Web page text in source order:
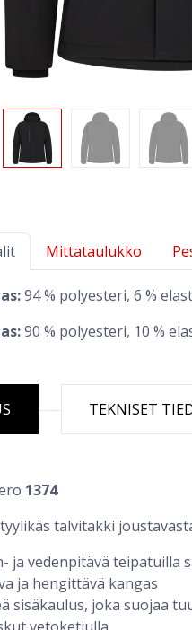
Mittataulukko
94 % polyesteri, 6 %
90 % polyesteri, 10 %
TEKNISET
1374
talvitakki
ja vedenpitävä teipatuilla
ja hengittävä kangas
sisäkaulus, joka suojaa